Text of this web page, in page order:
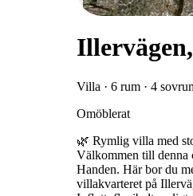
Villa · 6 rum · 4
Omöblerat
🌿 Rymlig villa med
Välkommen till denna
Handen. Här bor du
villakvarteret på